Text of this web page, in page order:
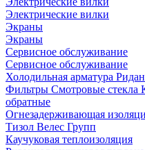
Электрические вилки
Экраны
Экраны
Сервисное обслуживание
Сервисное обслуживание
Холодильная арматура Ридан
Фильтры Смотровые стекла
обратные
Огнезадерживающая
Тизол Велес Групп
Каучуковая теплоизоляция